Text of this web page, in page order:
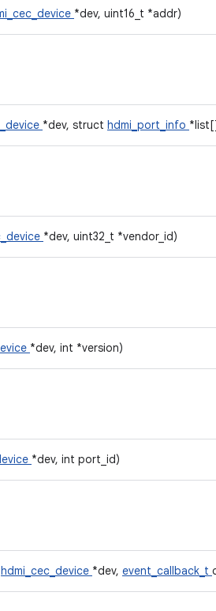
*dev, uint16_t *addr)
*dev, struct hdmi_port_info
*dev, uint32_t *vendor_id)
*dev, int *version)
*dev, int port_id)
hdmi_cec_device *dev, event_callback_t